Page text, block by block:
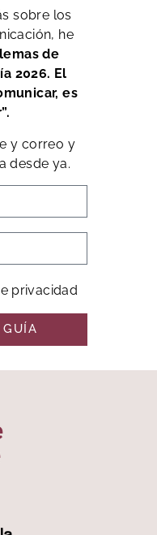
sobre los
he
de
2026. El
es
y correo y
desde ya.
privacidad
GUÍA